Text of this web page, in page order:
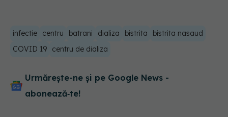
infectie centru batrani dializa bistrita
bistrita nasaud
COVID 19
centru de dializa
Urmărește-ne și pe Google News -
abonează‑te!